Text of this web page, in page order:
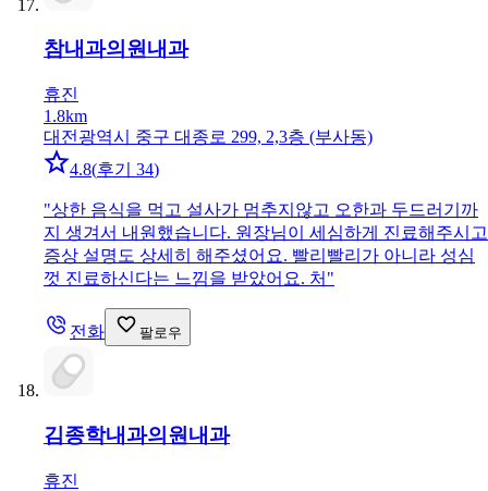
참내과의원내과
휴진
1.8km
대전광역시 중구 대종로 299, 2,3층 (부사동)
4.8(후기 34)
"상한 음식을 먹고 설사가 멈추지않고 오한과 두드러기까
지 생겨서 내원했습니다. 원장님이 세심하게 진료해주시고
증상 설명도 상세히 해주셨어요. 빨리빨리가 아니라 성심
껏 진료하신다는 느낌을 받았어요. 처 "
전화 팔로우
김종학내과의원 내과
휴진